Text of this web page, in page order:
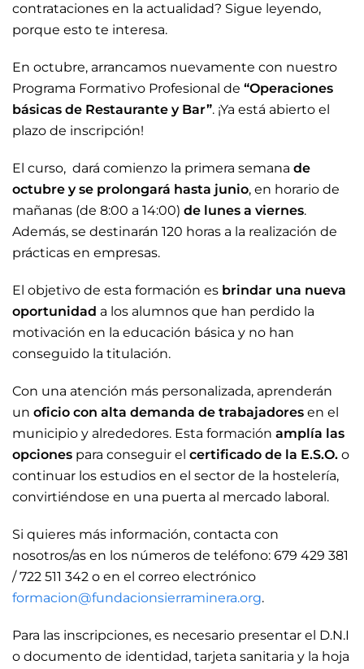
contrataciones en la actualidad? Sigue leyendo,
porque esto te interesa.
En octubre, arrancamos nuevamente con nuestro
Programa Formativo Profesional de “Operaciones
básicas de Restaurante y Bar”. ¡Ya está abierto el
plazo de inscripción!
El curso, dará comienzo la primera semana de
octubre y se prolongará hasta junio, en horario de
mañanas (de 8:00 a 14:00) de lunes a viernes.
Además, se destinarán 120 horas a la realización de
prácticas en empresas.
El objetivo de esta formación es brindar una nueva
oportunidad a los alumnos que han perdido la
motivación en la educación básica y no han
conseguido la titulación.
Con una atención más personalizada, aprenderán
un oficio con alta demanda de trabajadores en el
municipio y alrededores. Esta formación amplía las
opciones para conseguir el certificado de la E.S.O. o
continuar los estudios en el sector de la hostelería,
convirtiéndose en una puerta al mercado laboral.
Si quieres más información, contacta con
nosotros/as en los números de teléfono: 679 429 381
/ 722 511 342 o en el correo electrónico
formacion@fundacionsierraminera.org.
Para las inscripciones, es necesario presentar el D.N.I
o documento de identidad, tarjeta sanitaria y la hoja